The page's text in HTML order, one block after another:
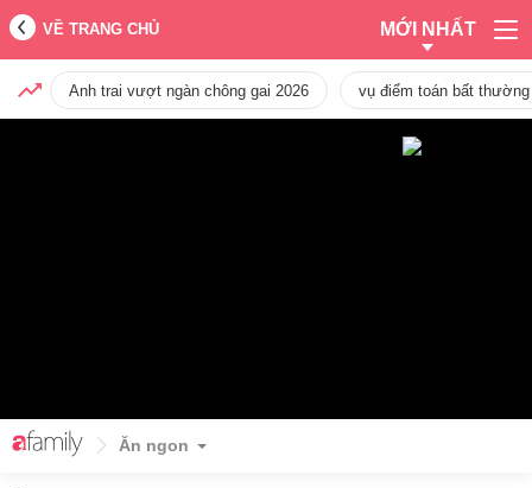
VỀ TRANG CHỦ MỚI NHẤT
Anh trai vượt ngàn chông gai 2026 vụ điểm toán bất
Ăn ngon